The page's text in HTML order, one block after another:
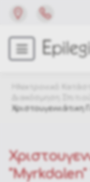
Χριστουγεννιάτικη
"Myrkdalen"